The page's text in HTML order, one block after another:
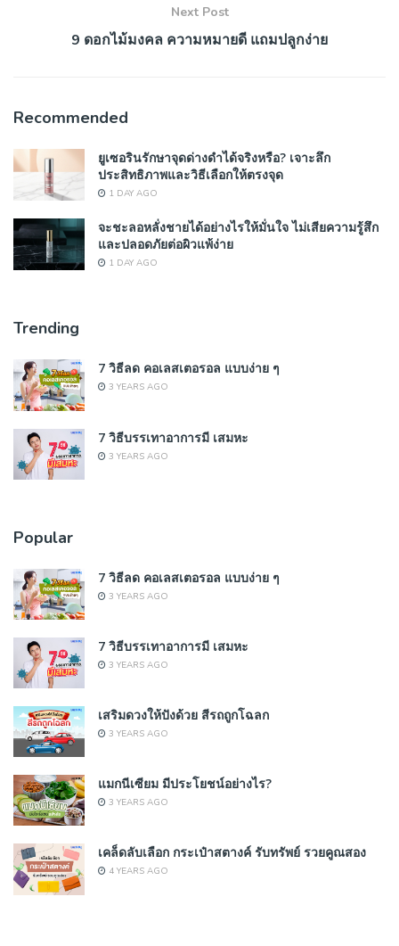
Next Post
9 ดอกไม้มงคล ความหมายดี แถมปลูกง่าย
Recommended
ยูเซอรินรักษาจุดด่างดำได้จริงหรือ? เจาะลึก
ประสิทธิภาพและวิธีเลือกให้ตรงจุด
1 DAY AGO
จะชะลอหลั่งชายได้อย่างไรให้มั่นใจ ไม่เสียความรู้สึก
และปลอดภัยต่อผิวแพ้ง่าย
1 DAY AGO
Trending
7 วิธีลด คอเลสเตอรอล แบบง่าย ๆ
3 YEARS AGO
7 วิธีบรรเทาอาการมี เสมหะ
3 YEARS AGO
Popular
7 วิธีลด คอเลสเตอรอล แบบง่าย ๆ
3 YEARS AGO
7 วิธีบรรเทาอาการมี เสมหะ
3 YEARS AGO
เสริมดวงให้ปังด้วย สีรถถูกโฉลก
3 YEARS AGO
แมกนีเซียม มีประโยชน์อย่างไร?
3 YEARS AGO
เคล็ดลับเลือก กระเป๋าสตางค์ รับทรัพย์ รวยคูณสอง
4 YEARS AGO